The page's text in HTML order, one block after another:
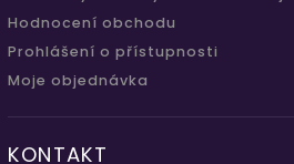
Hodnocení obchodu
Prohlášení o přístupnosti
Moje objednávka
KONTAKT